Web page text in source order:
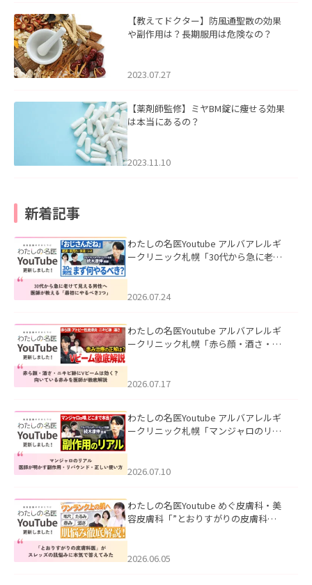
【教えてドクター】防風通聖散の効果
や副作用は？長期服用は危険なの？
2023.07.27
【薬剤師監修】ミヤBM錠に痩せる効果
は本当にあるの？
2023.11.10
新着記事
わたしの名医Youtube アルバアレルギ
ークリニック札幌「30代から急に老け
た。
2026.07.24
わたしの名医Youtube アルバアレルギ
ークリニック札幌「赤ら顔・酒さ・ニ
した。
2026.07.17
わたしの名医Youtube アルバアレルギ
ークリニック札幌「マンジャロのリア
た。
2026.07.10
わたしの名医Youtube めぐ皮膚科・美
容皮膚科「”とおりすがりの皮膚科
2026.06.05